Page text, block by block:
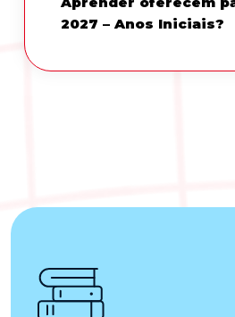
2027 – Anos Iniciais?